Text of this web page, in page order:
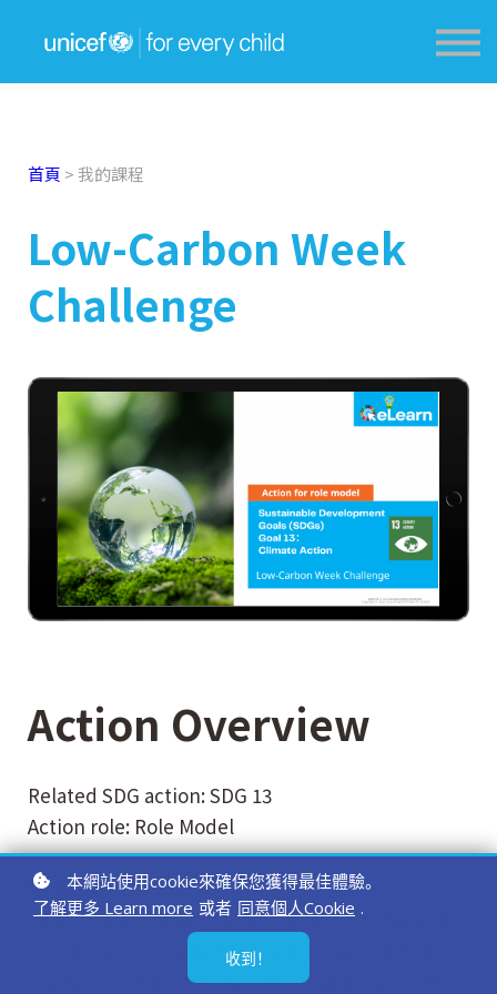
獎勵計劃 Award Scheme
學生分享 Sharing
首頁 >我的課程
Low-Carbon Week
Challenge
Action Overview
Related SDG action: SDG 13
Action role: Role Model
Details：
Take on a one-week carbon reduction challenge
to reduce your carbon footprint, starting with
taking action across four key areas of daily life:
本網站使用cookie來確保您獲得最佳體驗。
了解更多 Learn more 或者 同意個人Cookie .
收到！